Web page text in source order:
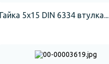
Гайка 5х15 DIN 6334 втулка...